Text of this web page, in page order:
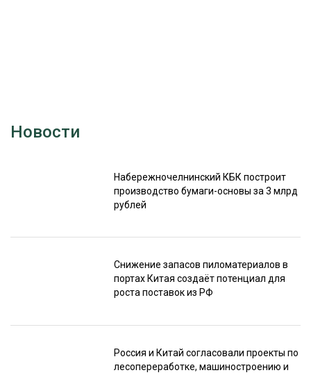
Новости
Набережночелнинский КБК построит
производство бумаги-основы за 3 млрд
рублей
Снижение запасов пиломатериалов в
портах Китая создаёт потенциал для
роста поставок из РФ
Россия и Китай согласовали проекты по
лесопереработке, машиностроению и